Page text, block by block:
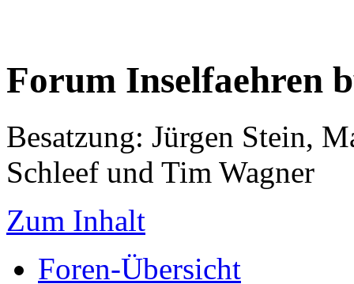
Forum Inselfaehren
Besatzung: Jürgen Stein,
Schleef und Tim Wagner
Zum Inhalt
Foren-Übersicht